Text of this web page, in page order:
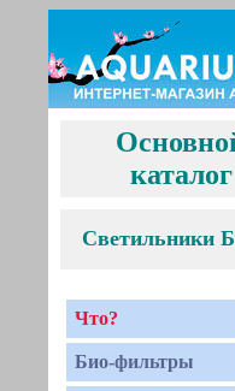
каталог
Светильники
Что?
Био-фильтры